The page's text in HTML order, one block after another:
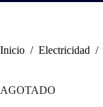
Inicio / Electricidad /
AGOTADO